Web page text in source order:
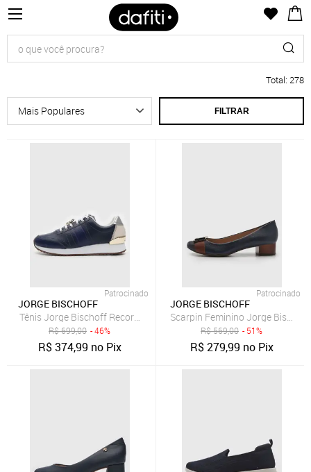
Total: 278
FILTRAR
Patrocinado
JORGE BISCHOFF
Tênis Jorge Bischoff Recorte Lezard Azul-Marinho
R$699,00 - 46%
R$374,99 no Pix
Patrocinado
JORGE BISCHOFF
Scarpin Feminino Jorge
R$569,00 - 51%
R$279,99 no Pix